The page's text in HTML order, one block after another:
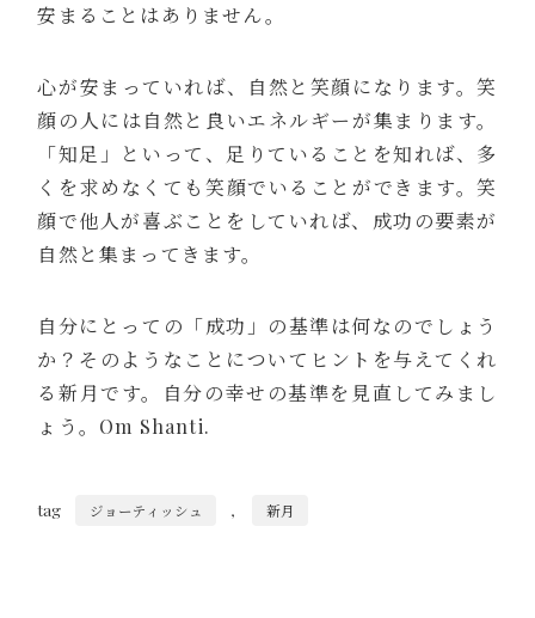
安まることはありません。
心が安まっていれば、自然と笑顔になります。笑
顔の人には自然と良いエネルギーが集まります。
「知足」といって、足りていることを知れば、多
くを求めなくても笑顔でいることができます。笑
顔で他人が喜ぶことをしていれば、成功の要素が
自然と集まってきます。
自分にとっての「成功」の基準は何なのでしょう
か？そのようなことについてヒントを与えてくれ
る新月です。自分の幸せの基準を見直してみまし
ょう。Om Shanti.
tag ジョーティッシュ , 新月